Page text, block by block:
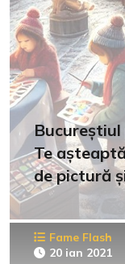
Bucureștiul
Te
de pictură
Fame Flash
20 ian 2021